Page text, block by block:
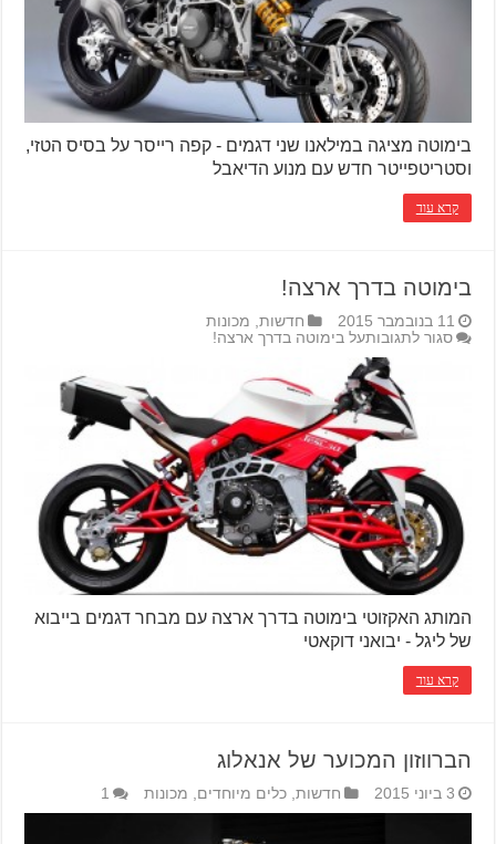
בימוטה מציגה במילאנו שני דגמים - קפה רייסר על בסיס הטזי,
וסטריטפייטר חדש עם מנוע הדיאבל
קרא עוד
בימוטה בדרך ארצה!
11 בנובמבר 2015 חדשות מכונות
סגור לתגובותעל בימוטה בדרך ארצה!
המותג האקזוטי בימוטה בדרך ארצה עם מבחר דגמים בייבוא
של ליגל - יבואני דוקאטי
קרא עוד
הברווזון המכוער של אנאלוג
3 ביוני 2015 חדשות ,כלים מיוחדים מכונות 1